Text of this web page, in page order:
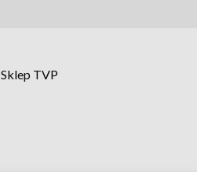
Sklep TVP